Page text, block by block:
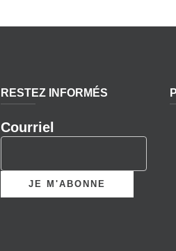
RESTEZ INFORMÉS
Courriel